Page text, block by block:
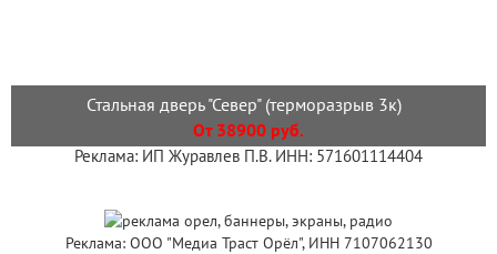
Стальная дверь "Север" (терморазрыв 3к)
От 38900 руб.
Реклама: ИП Журавлев П.В. ИНН: 571601114404
Реклама: ООО "Медиа Траст Орёл", ИНН 7107062130